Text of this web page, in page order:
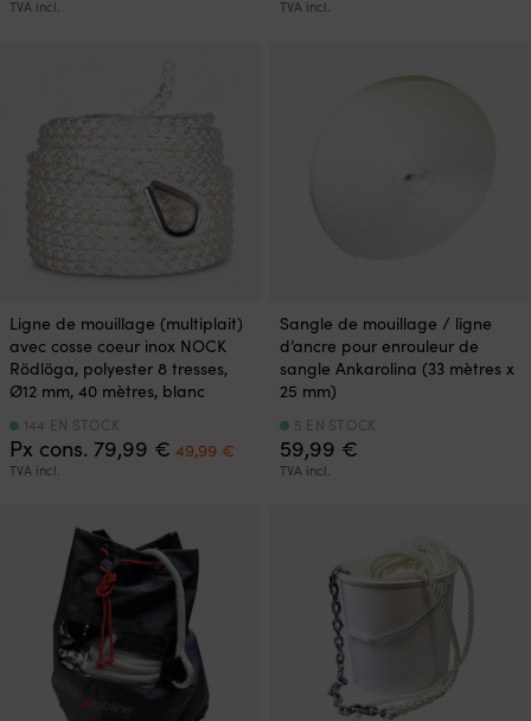
TVA incl. TVA incl.
Ligne de mouillage (multiplait)
avec cosse coeur inox NOCK
Rödlöga, polyester 8 tresses,
Ø12 mm, 40 mètres, blanc
Px cons. 79,99 € Le
prix
79,99 €.
49,99 €
TVA incl.
144 EN STOCK
Sangle de mouillage / ligne
d’ancre pour enrouleur de
sangle Ankarolina (33 mètres x
25 mm)
59,99 €
TVA incl.
5 EN STOCK